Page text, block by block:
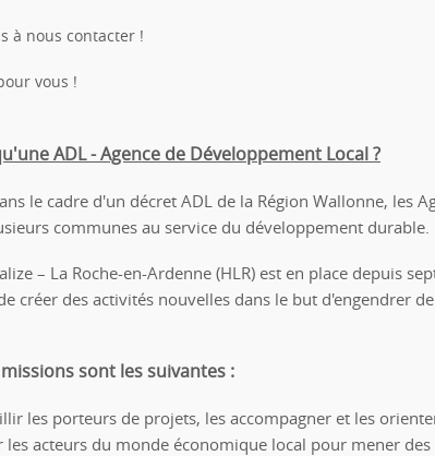
à nous contacter !
vous !
ADL - Agence de Développement Local ?
le cadre d'un décret ADL de la Région Wallonne, les
communes au service du développement durable.
– La Roche-en-Ardenne (HLR) est en place depuis
créer des activités nouvelles dans le but d'engendrer de
sont les suivantes :
les porteurs de projets, les accompagner et les
les acteurs du monde économique local pour mener